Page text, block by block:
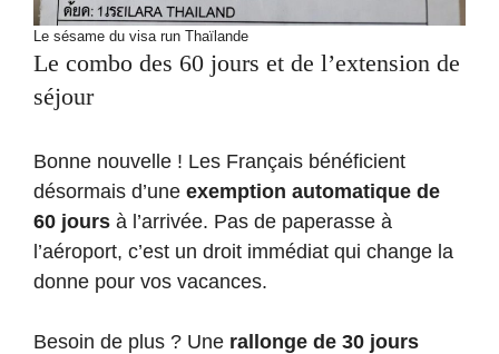
Le sésame du visa run Thaïlande
Le combo des 60 jours et de l’extension de
séjour
Bonne nouvelle ! Les Français bénéficient
désormais d’une exemption automatique de
60 jours à l’arrivée. Pas de paperasse à
l’aéroport, c’est un droit immédiat qui change la
donne pour vos vacances.
Besoin de plus ? Une rallonge de 30 jours